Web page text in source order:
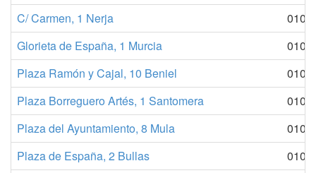
C/ Carmen, 1 Nerja
010
Glorieta de España, 1 Murcia
010
Plaza Ramón y Cajal, 10 Beniel
010
Plaza Borreguero Artés, 1 Santomera
010
Plaza del Ayuntamiento, 8 Mula
010
Plaza de España, 2 Bullas
010